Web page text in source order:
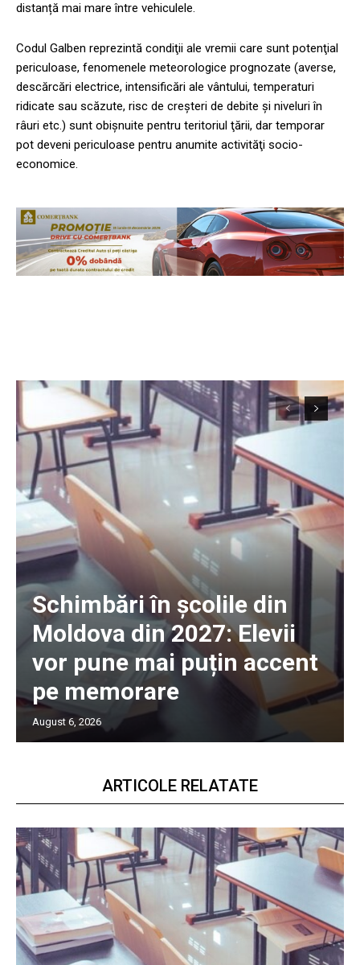
distanță mai mare între vehiculele.
Codul Galben reprezintă condiţii ale vremii care sunt potenţial
periculoase, fenomenele meteorologice prognozate (averse,
descărcări electrice, intensificări ale vântului, temperaturi
ridicate sau scăzute, risc de creşteri de debite şi niveluri în
râuri etc.) sunt obişnuite pentru teritoriul ţării, dar temporar
pot deveni periculoase pentru anumite activităţi socio-
economice.
Schimbări în școlile din
Moldova din 2027: Elevii
vor pune mai puțin accent
pe memorare
August 6, 2026
ARTICOLE RELATATE